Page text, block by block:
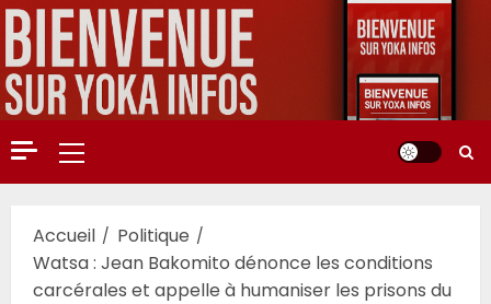
Aller
au
contenu
Menu
principal
Accueil
Politique
Watsa : Jean Bakomito dénonce les conditions
carcérales et appelle à humaniser les prisons du